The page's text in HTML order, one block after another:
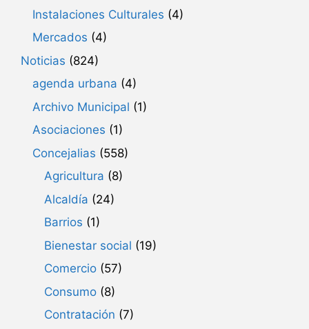
Instalaciones Culturales (4)
Mercados (4)
Noticias (824)
agenda urbana (4)
Archivo Municipal (1)
Asociaciones (1)
Concejalias (558)
Agricultura (8)
Alcaldía (24)
Barrios (1)
Bienestar social (19)
Comercio (57)
Consumo (8)
Contratación (7)